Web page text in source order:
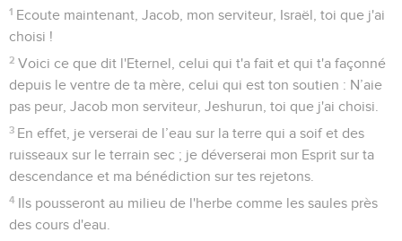
1 Ecoute maintenant, Jacob, mon serviteur, Israël, toi que j'ai
choisi !
2 Voici ce que dit l'Eternel, celui qui t'a fait et qui t'a façonné
depuis le ventre de ta mère, celui qui est ton soutien : N’aie
pas peur, Jacob mon serviteur, Jeshurun, toi que j'ai choisi.
3 En effet, je verserai de l’eau sur la terre qui a soif et des
ruisseaux sur le terrain sec ; je déverserai mon Esprit sur ta
descendance et ma bénédiction sur tes rejetons.
4 Ils pousseront au milieu de l'herbe comme les saules près
des cours d'eau.